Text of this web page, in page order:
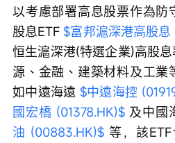
以考慮部署高息股票作為防
股息ETF $富邦滬深港高股息
恒生滬深港(特選企業)高股
源、金融、建築材料及工業
如中遠海遠 $中遠海控
國宏橋 (01378.HK)$ 及中國
油 (00883.HK)$ 等，該